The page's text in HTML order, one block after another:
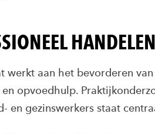
werkt aan het bevorderen
opvoedhulp.
en gezinswerkers staat